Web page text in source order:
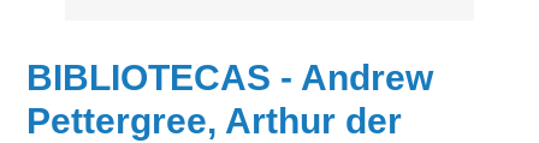
BIBLIOTECAS - Andrew
Pettergree, Arthur der